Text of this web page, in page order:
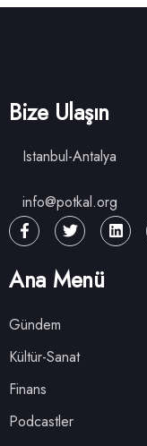
Bize Ulaşın
Istanbul-Antalya
info@potkal.org
Ana Menü
Gündem
Kültür-Sanat
Finans
Podcastler